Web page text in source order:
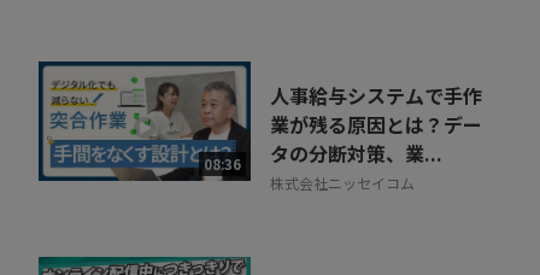
08:36
人事給与システムで手作
業が残る原因とは？デー
タの分断対策、業...
株式会社ニッセイコム